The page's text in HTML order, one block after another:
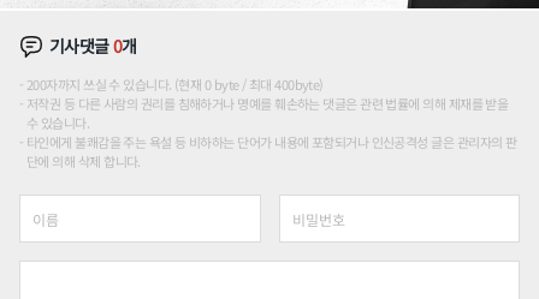
기사댓글0개
200자까지 쓰실 수 있습니다. (현재 0 byte / 최대 400byte)
저작권 등 다른 사람의 권리를 침해하거나 명예를 훼손하는 댓글은 관련 법률에 의해 제재를 받을
수 있습니다.
타인에게 불쾌감을 주는 욕설 등 비하하는 단어가 내용에 포함되거나 인신공격성 글은 관리자의 판
단에 의해 삭제 합니다.